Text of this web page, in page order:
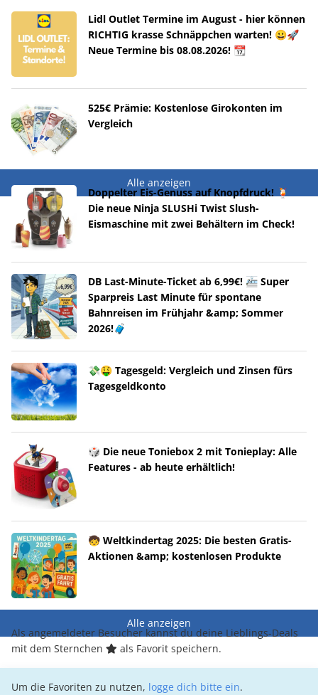
Lidl Outlet Termine im August - hier können
RICHTIG krasse Schnäppchen warten! 😀🚀
Neue Termine bis 08.08.2026! 📆
525€ Prämie: Kostenlose Girokonten im
Vergleich
Alle anzeigen
Doppelter Eis-Genuss auf Knopfdruck! 🍹
Die neue Ninja SLUSHi Twist Slush-
Eismaschine mit zwei Behältern im Check!
DB Last-Minute-Ticket ab 6,99€! 🚈 Super
Sparpreis Last Minute für spontane
Bahnreisen im Frühjahr &amp; Sommer
2026!🧳
💸🤑 Tagesgeld: Vergleich und Zinsen fürs
Tagesgeldkonto
🎲 Die neue Toniebox 2 mit Tonieplay: Alle
Features - ab heute erhältlich!
🧒 Weltkindertag 2025: Die besten Gratis-
Aktionen &amp; kostenlosen Produkte
Alle anzeigen
Als angemeldeter Besucher kannst du deine Lieblings-Deals
mit dem Sternchen
als Favorit speichern.
Um die Favoriten zu nutzen, logge dich bitte ein.